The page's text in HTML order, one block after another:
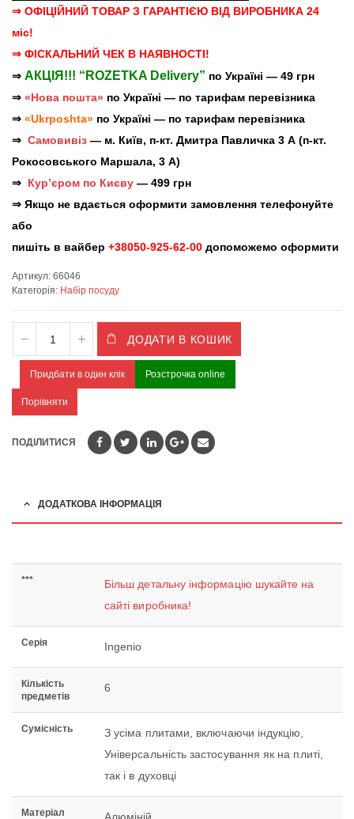
⇒ ОФІЦІЙНИЙ ТОВАР З ГАРАНТІЄЮ ВІД ВИРОБНИКА 24
міс!
⇒ ФІСКАЛЬНИЙ ЧЕК В НАЯВНОСТІ!
⇒ АКЦІЯ!!! “ROZETKA Delivery” по Україні — 49 грн
⇒ «Нова пошта» по Україні — по тарифам перевізника
⇒ «Ukrposhta» по Україні — по тарифам перевізника
⇒ Самовивіз — м. Київ, п-кт. Дмитра Павличка 3 А (п-кт.
Рокосовського Маршала, 3 А)
⇒ Кур’єром по Києву — 499 грн
⇒ Якщо не вдається оформити замовлення телефонуйте
або
пишіть в вайбер +38050-925-62-00 допоможемо оформити
Артикул: 66046
Категорія: Набір посуду
ДОДАТИ В КОШИК
Придбати в один клік Розстрочка online
Порівняти
ПОДІЛИТИСЯ
ДОДАТКОВА ІНФОРМАЦІЯ
***
Більш детальну інформацію шукайте на
сайті виробника!
Серія Ingenio
Кількість
предметів
6
Сумісність
З усіма плитами, включаючи індукцію,
Універсальність застосування як на плиті,
так і в духовці
Матеріал